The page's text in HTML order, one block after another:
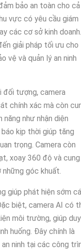
bảo an toàn cho cả
vực có yêu cầu giám
các cơ sở kinh doanh.
giải pháp tối ưu cho
vệ và quản lý an ninh
đối tượng, camera
chính xác mà còn
như nhận diện
kịp thời giúp tăng
trọng. Camera còn
xoay 360 độ và cung
góc khuất.
giúp phát hiện sớm
biệt, camera AI có
môi trường, giúp duy
huống. Đây chính là
ninh tại các công